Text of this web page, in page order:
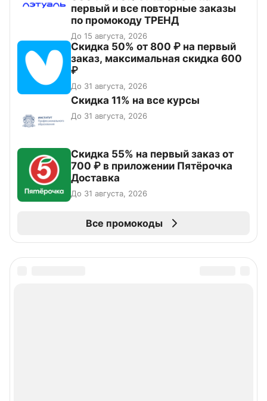
первый и все повторные заказы
по промокоду ТРЕНД
До 15 августа, 2026
Скидка 50% от 800 ₽ на первый
заказ, максимальная скидка 600
₽
До 31 августа, 2026
Скидка 11% на все курсы
До 31 августа, 2026
Скидка 55% на первый заказ от
700 ₽ в приложении Пятёрочка
Доставка
До 31 августа, 2026
Все промокоды